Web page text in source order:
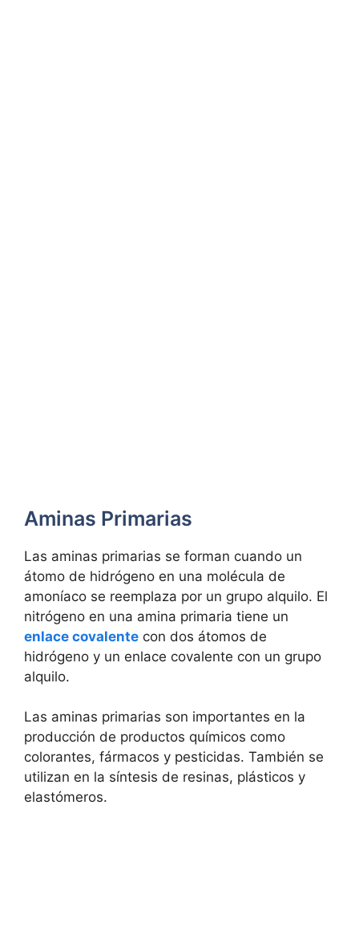
Aminas Primarias
Las aminas primarias se forman cuando un
átomo de hidrógeno en una molécula de
amoníaco se reemplaza por un grupo alquilo. El
nitrógeno en una amina primaria tiene un
enlace covalente con dos átomos de
hidrógeno y un enlace covalente con un grupo
alquilo.
Las aminas primarias son importantes en la
producción de productos químicos como
colorantes, fármacos y pesticidas. También se
utilizan en la síntesis de resinas, plásticos y
elastómeros.